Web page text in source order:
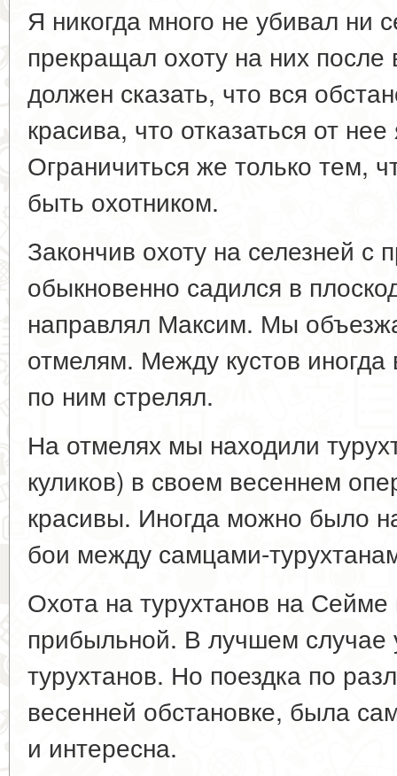
Я никогда много не убивал ни
прекращал охоту на них
должен сказать, что вся
красива, что отказаться от
Ограничиться же только тем,
быть охотником.
Закончив охоту на селезней с
обыкновенно садился в
направлял Максим. Мы
отмелям. Между кустов
по ним стрелял.
На отмелях мы находили
куликов) в своем весеннем
красивы. Иногда можно было
бои между самцами-
Охота на турухтанов на
прибыльной. В лучшем случае
турухтанов. Но поездка по
весенней обстановке, была
и интересна.